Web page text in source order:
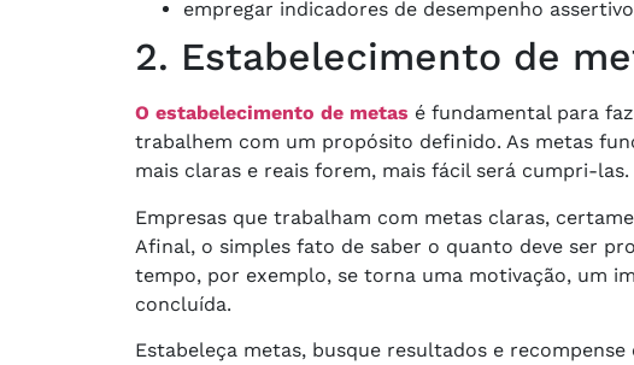
empregar indicadores de desempenho
2. Estabelecimento de
O estabelecimento de metas é fundamental para
trabalhem com um propósito definido. As metas
mais claras e reais forem, mais fácil será cumpri-las.
Empresas que trabalham com metas claras,
Afinal, o simples fato de saber o quanto deve ser
tempo, por exemplo, se torna uma motivação, um
concluída.
Estabeleça metas, busque resultados e